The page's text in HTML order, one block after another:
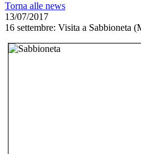
Torna alle news
13/07/2017
16 settembre: Visita a Sabbioneta